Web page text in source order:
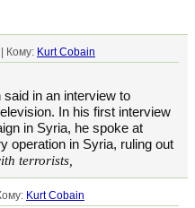
Кому: Kurt Cobain
in an interview to
In his first interview
in Syria, he spoke at
operation in Syria, ruling out
terrorists,
Kurt Cobain